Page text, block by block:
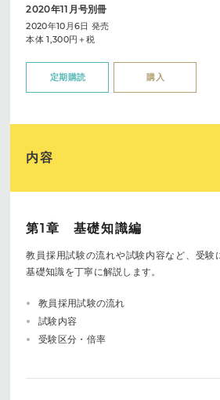
2020年11月号別冊
2020年10月6日 発売
本体 1,300円＋税
定期購読 購入
内容
第1章 基礎知識編
教員採用試験の流れや試験内容など、受験
基礎知識を丁寧に解説します。
教員採用試験の流れ
試験内容
受験区分・倍率